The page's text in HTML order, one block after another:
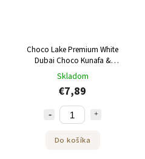
Choco Lake Premium White
Dubai Choco Kunafa &
Pistachio Dubajská biela
čokoláda plnená pistáciovým
krémom a kunafovou náplňou
190 g
Skladom
€7,89
Do košíka